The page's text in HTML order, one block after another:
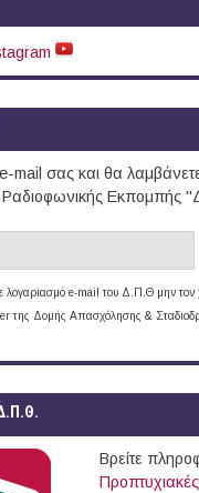
mail σας και θα λαμβάνετε
Εκπομπής
λογαριασμό e-mail του Δ.Π.Θ μην τον
της Δομής Απασχόλησης &
Βρείτε